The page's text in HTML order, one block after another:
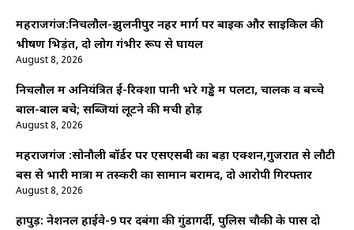
महराजगंज:निचलौल-झुलनीपुर नहर मार्ग पर बाइक और साइकिल की
भीषण भिड़ंत, दो लोग गंभीर रूप से घायल
August 8, 2026
निचलौल में अनियंत्रित ई-रिक्शा पानी भरे गड्ढे में पलटा, चालक व बच्चे
बाल-बाल बचे; सब्जियां लूटने की मची होड़
August 8, 2026
महराजगंज :सोनौली बॉर्डर पर एसएसबी का बड़ा एक्शन,गुजरात से लौटी
बस से भारी मात्रा में तस्करी का सामान बरामद, दो आरोपी गिरफ्तार
August 8, 2026
हापुड़: नेशनल हाईवे-9 पर दबंगों की गुंडागर्दी, पुलिस चौकी के पास दो